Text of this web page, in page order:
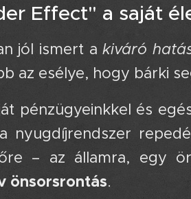
Effect" a saját
jól ismert akiváró
az esélye, hogy bárki
pénzügyeinkkel és
nyugdíjrendszer
– az államra, egy
önsorsrontás.